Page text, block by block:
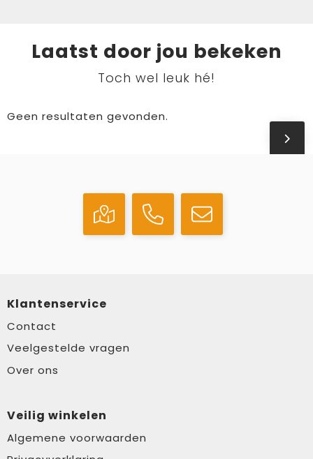
Laatst door jou bekeken
Toch wel leuk hé!
Geen resultaten gevonden.
Klantenservice
Contact
Veelgestelde vragen
Over ons
Veilig winkelen
Algemene voorwaarden